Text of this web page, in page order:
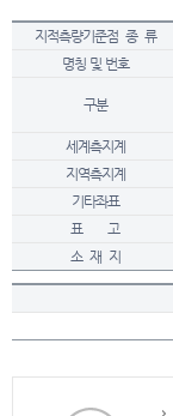
지적측량기준점 종 류
명칭 및 번호
구분
세계측지계
지역측지계
기타좌표
표 고
소 재 지